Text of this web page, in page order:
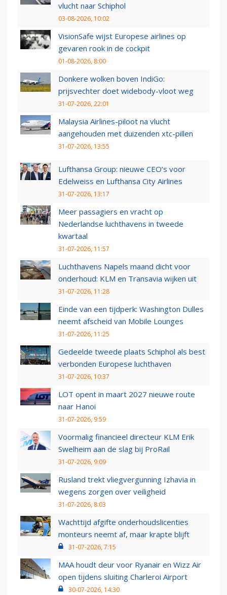
vlucht naar Schiphol
03-08-2026, 10:02
VisionSafe wijst Europese airlines op
gevaren rook in de cockpit
01-08-2026, 8:00
Donkere wolken boven IndiGo:
prijsvechter doet widebody-vloot weg
31-07-2026, 22:01
Malaysia Airlines-piloot na vlucht
aangehouden met duizenden xtc-pillen
31-07-2026, 13:55
Lufthansa Group: nieuwe CEO’s voor
Edelweiss en Lufthansa City Airlines
31-07-2026, 13:17
Meer passagiers en vracht op
Nederlandse luchthavens in tweede
kwartaal
31-07-2026, 11:57
Luchthavens Napels maand dicht voor
onderhoud: KLM en Transavia wijken uit
31-07-2026, 11:28
Einde van een tijdperk: Washington Dulles
neemt afscheid van Mobile Lounges
31-07-2026, 11:25
Gedeelde tweede plaats Schiphol als best
verbonden Europese luchthaven
31-07-2026, 10:37
LOT opent in maart 2027 nieuwe route
naar Hanoi
31-07-2026, 9:59
Voormalig financieel directeur KLM Erik
Swelheim aan de slag bij ProRail
31-07-2026, 9:09
Rusland trekt vliegvergunning Izhavia in
wegens zorgen over veiligheid
31-07-2026, 8:03
Wachttijd afgifte onderhoudslicenties
monteurs neemt af, maar krapte blijft
31-07-2026, 7:15
MAA houdt deur voor Ryanair en Wizz Air
open tijdens sluiting Charleroi Airport
30-07-2026, 14:30